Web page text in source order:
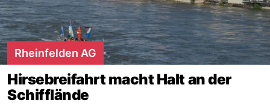
Rheinfelden AG
Hirsebreifahrt macht Halt an der
Schifflände